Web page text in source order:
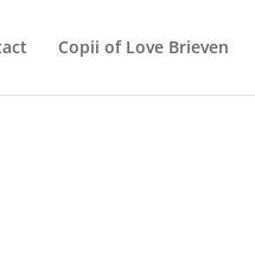
Copii of Love Brieven